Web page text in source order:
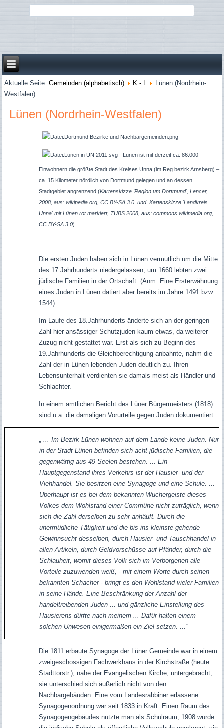
Aktuelle Seite:Gemeinden (alphabetisch) K - L
Lünen (Nordrhein-
Westfalen)
Lünen (Nordrhein-Westfalen)
Lünen ist mit derzeit ca. 86.000
Einwohnern die größte Stadt des Kreises Unna (im Reg.bezirk Arnsberg) –
ca. 15 Kilometer nördlich von Dortmund gelegen und an dessen
Stadtgebiet angrenzend (Kartenskizze 'Region um Dortmund', Lencer,
2008, aus: wikipedia.org, CC BY-SA 3.0 und Kartenskizze 'Landkreis
Unna' mit Lünen rot markiert, TUBS 2008, aus: commons.wikimedia.org,
CC BY-SA 3.0).
Die ersten Juden haben sich in Lünen vermutlich um die Mitte
des 17.Jahrhunderts niedergelassen; um 1660 lebten zwei
jüdische Familien in der Ortschaft. (Anm. Eine Ersterwähnung
eines Juden in Lünen datiert aber bereits im Jahre 1491 bzw.
1544)
Im Laufe des 18.Jahrhunderts änderte sich an der geringen
Zahl hier ansässiger Schutzjuden kaum etwas, da weiterer
Zuzug nicht gestattet war. Erst als sich zu Beginn des
19.Jahrhunderts die Gleichberechtigung anbahnte, nahm die
Zahl der in Lünen lebenden Juden deutlich zu. Ihren
Lebensunterhalt verdienten sie damals meist als Händler und
Schlachter.
In einem amtlichen Bericht des Lüner Bürgermeisters (1818)
sind u.a. die damaligen Vorurteile gegen Juden dokumentiert:
„ ... Im Bezirk Lünen wohnen auf dem Lande keine Juden. Nur
in der Stadt Lünen befinden sich acht jüdische Familien, die
gegenwärtig aus 49 Seelen bestehen. ... Ein
Hauptgegenstand ihres Verkehrs ist der Hausier- und der
Viehhandel. Sie besitzen eine Synagoge und eine Schule. ...
Überhaupt ist es bei dem bekannten Wuchergeiste dieses
Volkes dem Wohlstand einer Commüne nicht zuträglich, wenn
sich die Zahl derselben zu sehr anhäuft. Durch die
unermüdliche Tätigkeit und die bis ins kleinste gehende
Gewinnsucht desselben, durch Hausier- und Tauschhandel in
allen Artikeln, durch Geldvorschüsse auf Pfänder, durch die
Schlauheit, womit dieses Volk sich im Verborgenen alle
Vorteile zuzuwenden weiß, - mit einem Worte durch seinen
bekannten Schacher - bringt es den Wohlstand vieler Familien
in seine Hände. Eine Beschränkung der Anzahl der
handeltreibenden Juden ... und gänzliche Einstellung des
Hausierens dürfte nach meinem ... Dafür halten einem
solchen Unwesen einigermaßen ein Ziel setzen. ...”
Die 1811 erbaute Synagoge der Lüner Gemeinde war in einem
zweigeschossigen Fachwerkhaus in der Kirchstraße (heute
Stadttorstr.), nahe der Evangelischen Kirche, untergebracht;
sie unterschied sich äußerlich nicht von den
Nachbargebäuden. Eine vom Landesrabbiner erlassene
Synagogenordnung war seit 1833 in Kraft. Einen Raum des
Synagogengebäudes nutzte man als Schulraum; 1908 wurde